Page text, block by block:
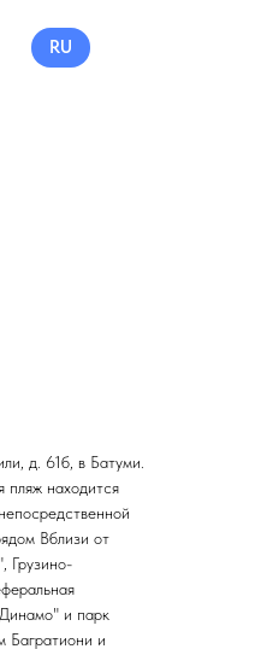
RU
д. 61б, в Батуми.
пляж находится
Вблизи от
Грузино-
и парк
Багратиони и